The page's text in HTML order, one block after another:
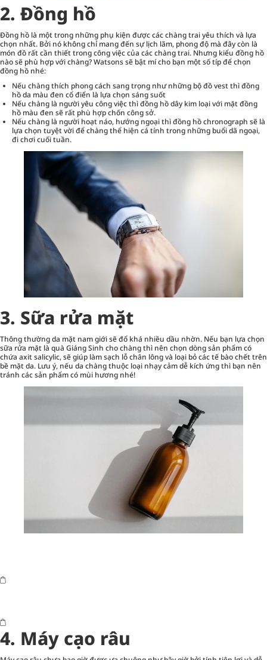
2. Đồng hồ
Đồng hồ là một trong những phụ kiện được các chàng trai yêu thích và lựa
chọn nhất. Bởi nó không chỉ mang đến sự lịch lãm, phong độ mà đây còn là
món đồ rất cần thiết trong công việc của các chàng trai. Nhưng kiểu đồng hồ
nào sẽ phù hợp với chàng? Watsons sẽ bật mí cho bạn một số típ để chọn
đồng hồ nhé:
Nếu chàng thích phong cách sang trọng như những bộ đồ vest thì đồng
hồ da màu đen cổ điển là lựa chọn sáng suốt
Nếu chàng là người yêu công việc thì đồng hồ dây kim loại với mặt đồng
hồ màu đen sẽ rất phù hợp chốn công sở.
Nếu chàng là người hoạt náo, hướng ngoại thì đồng hồ chronograph sẽ là
lựa chọn tuyệt vời để chàng thể hiện cá tính trong những buổi dã ngoại,
đi chơi cuối tuần.
3. Sữa rửa mặt
Thông thường da mặt nam giới sẽ đổ khá nhiều dầu nhờn. Nếu bạn lựa chọn
sữa rửa mặt là quà Giáng Sinh cho chàng thì nên chọn dòng sản phẩm có
chứa axit salicylic, sẽ giúp làm sạch lỗ chân lông và loại bỏ các tế bào chết trên
bề mặt da. Lưu ý, nếu da chàng thuộc loại nhạy cảm dễ kích ứng thì bạn nên
tránh các sản phẩm có mùi hương nhé!
4. Máy cạo râu